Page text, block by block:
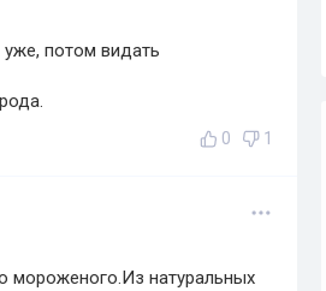
потом видать
0 1
мороженого.Из натуральных